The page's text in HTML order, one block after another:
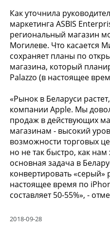
Как уточнила
маркетинга ASBIS
региональный магазин
Могилеве. Что касается
сохраняет планы по
магазина, который
Palazzo (в настоящее
«Рынок в Беларуси
компании Apple. Мы
продаж в действующих
магазинам - высокий
возможности торговых
но не так быстро, как
основная задача в
конвертировать
настоящее время по
cоставляет 50-55%», -
2018-09-28